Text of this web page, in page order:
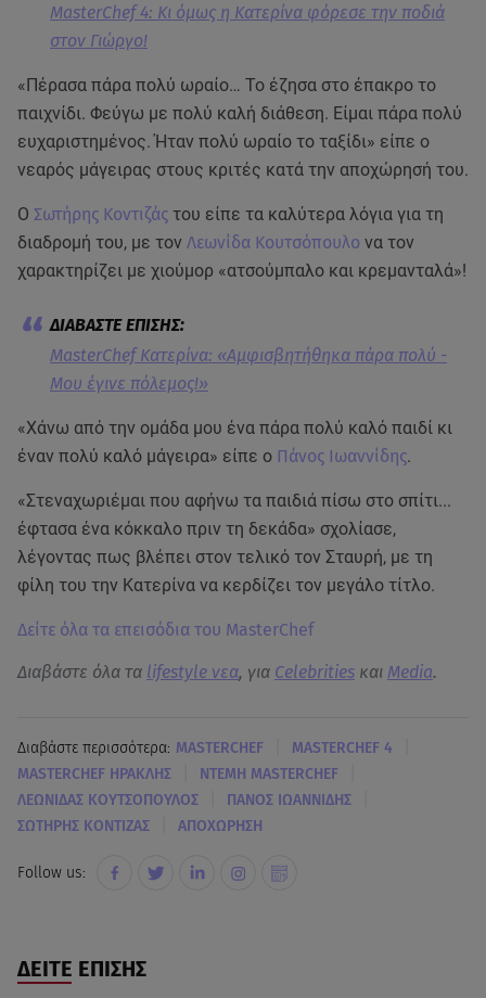
MasterChef 4: Κι όμως η Κατερίνα φόρεσε την ποδιά
στον Γιώργο!
«Πέρασα πάρα πολύ ωραίο… Το έζησα στο έπακρο το
παιχνίδι. Φεύγω με πολύ καλή διάθεση. Είμαι πάρα πολύ
ευχαριστημένος. Ήταν πολύ ωραίο το ταξίδι» είπε ο
νεαρός μάγειρας στους κριτές κατά την αποχώρησή του.
Ο Σωτήρης Κοντιζάς του είπε τα καλύτερα λόγια για τη
διαδρομή του, με τον Λεωνίδα Κουτσόπουλο να τον
χαρακτηρίζει με χιούμορ «ατσούμπαλο και κρεμανταλά»!
MasterChef Κατερίνα: «Αμφισβητήθηκα πάρα πολύ -
Μου έγινε πόλεμος!»
«Χάνω από την ομάδα μου ένα πάρα πολύ καλό παιδί κι
έναν πολύ καλό μάγειρα» είπε ο Πάνος Ιωαννίδης.
«Στεναχωριέμαι που αφήνω τα παιδιά πίσω στο σπίτι...
έφτασα ένα κόκκαλο πριν τη δεκάδα» σχολίασε,
λέγοντας πως βλέπει στον τελικό τον Σταυρή, με τη
φίλη του την Κατερίνα να κερδίζει τον μεγάλο τίτλο.
Δείτε όλα τα επεισόδια του MasterChef
Διαβάστε όλα τα lifestyle νεα, για Celebrities και Media.
Διαβάστε περισσότερα: MASTERCHEF ΜASTERCHEF 4
MASTERCHEF ΗΡΑΚΛΗΣ ΝΤΕΜΗ MASTERCHEF
ΛΕΩΝΙΔΑΣ ΚΟΥΤΣΟΠΟΥΛΟΣ ΠΑΝΟΣ ΙΩΑΝΝΙΔΗΣ
ΣΩΤΗΡΗΣ ΚΟΝΤΙΖΑΣ ΑΠΟΧΩΡΗΣΗ
Follow us:
ΔΕΙΤΕ ΕΠΙΣΗΣ